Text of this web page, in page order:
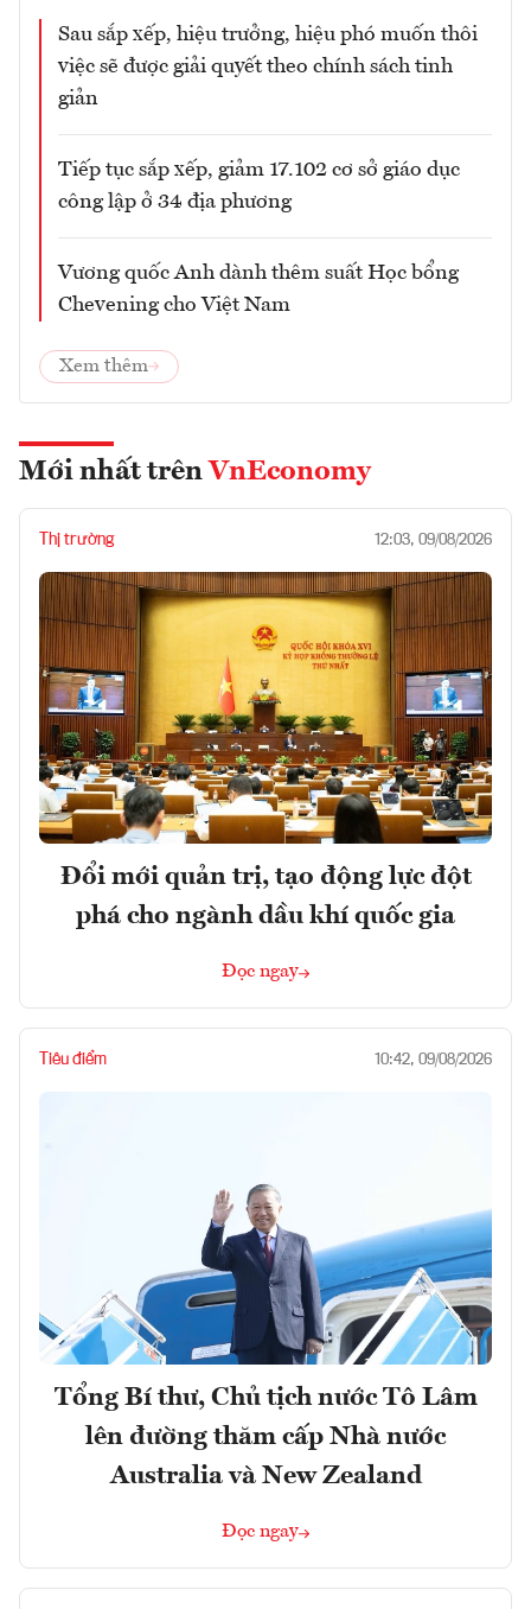
Sau sắp xếp, hiệu trưởng, hiệu phó muốn thôi
việc sẽ được giải quyết theo chính sách tinh
giản
Tiếp tục sắp xếp, giảm 17.102 cơ sở giáo dục
công lập ở 34 địa phương
Vương quốc Anh dành thêm suất Học bổng
Chevening cho Việt Nam
Xem thêm
Mới nhất trên VnEconomy
Thị trường 12:03, 09/08/2026
Đổi mới quản trị, tạo động lực đột
phá cho ngành dầu khí quốc gia
Đọc ngay
Tiêu điểm 10:42, 09/08/2026
Tổng Bí thư, Chủ tịch nước Tô Lâm
lên đường thăm cấp Nhà nước
Australia và New Zealand
Đọc ngay